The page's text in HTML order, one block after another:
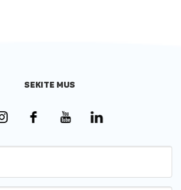
SEKITE MUS